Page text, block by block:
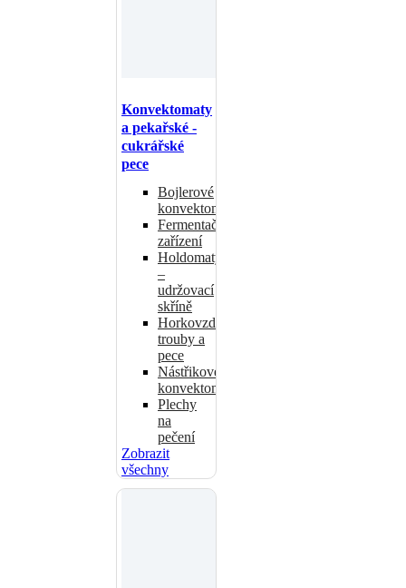
Konvektomaty
a pekařské -
cukrářské
pece
Bojlerové
konvektomaty
Fermentační
zařízení
Holdomaty
–
udržovací
skříně
Horkovzdušné
trouby a
pece
Nástřikové
konvektomaty
Plechy
na
pečení
Zobrazit
všechny